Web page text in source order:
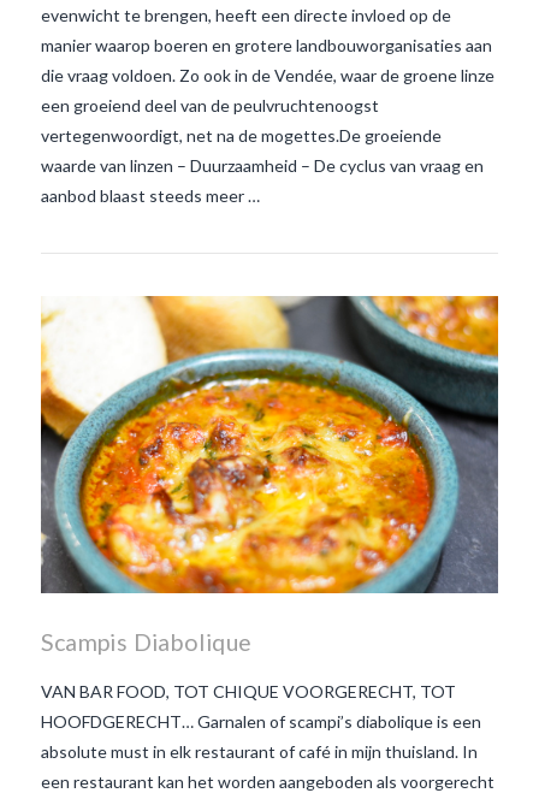
evenwicht te brengen, heeft een directe invloed op de
manier waarop boeren en grotere landbouworganisaties aan
die vraag voldoen. Zo ook in de Vendée, waar de groene linze
een groeiend deel van de peulvruchtenoogst
vertegenwoordigt, net na de mogettes.De groeiende
waarde van linzen – Duurzaamheid – De cyclus van vraag en
aanbod blaast steeds meer …
Scampis Diabolique
VAN BAR FOOD, TOT CHIQUE VOORGERECHT, TOT
HOOFDGERECHT… Garnalen of scampi’s diabolique is een
absolute must in elk restaurant of café in mijn thuisland. In
een restaurant kan het worden aangeboden als voorgerecht